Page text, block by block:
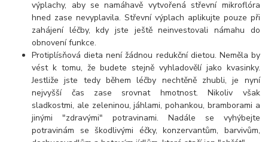
výplachy, aby se namáhavě vytvořená střevní mikroflóra
hned zase nevyplavila. Střevní výplach aplikujte pouze při
zahájení léčby, kdy jste ještě neinvestovali námahu do
obnovení funkce.
Protiplísňová dieta není žádnou redukční dietou. Neměla by
vést k tomu, že budete stejně vyhladovělí jako kvasinky.
Jestliže jste tedy během léčby nechtěně zhubli, je nyní
nejvyšší čas zase srovnat hmotnost. Nikoliv však
sladkostmi, ale zeleninou, jáhlami, pohankou, bramborami a
jinými "zdravými" potravinami. Nadále se vyhýbejte
potravinám se škodlivými éčky, konzervantům, barvivům,